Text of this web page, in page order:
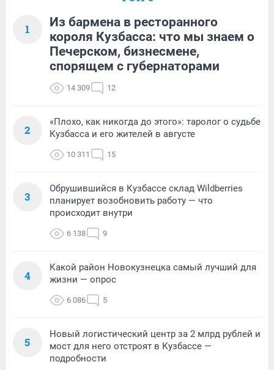
1
Из бармена в ресторанного
короля Кузбасса: что мы знаем о
Печерском, бизнесмене,
спорящем с губернаторами
14 309 12
2
«Плохо, как никогда до этого»: таролог о судьбе
Кузбасса и его жителей в августе
10 311 15
3
Обрушившийся в Кузбассе склад Wildberries
планирует возобновить работу — что
происходит внутри
6 138 9
4
Какой район Новокузнецка самый лучший для
жизни — опрос
6 086 5
5
Новый логистический центр за 2 млрд рублей и
мост для него отстроят в Кузбассе —
подробности